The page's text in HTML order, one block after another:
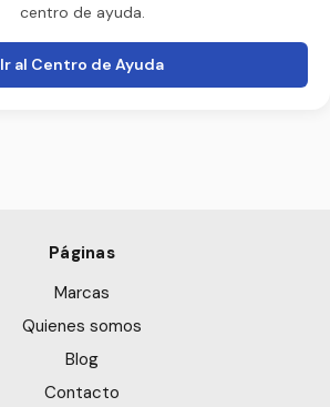
centro de ayuda.
Ir al Centro de Ayuda
Páginas
Marcas
Quienes somos
Blog
Contacto